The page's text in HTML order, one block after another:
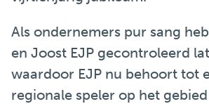
Als ondernemers pur sang
en Joost EJP gecontroleerd
waardoor EJP nu behoort tot
regionale speler op het